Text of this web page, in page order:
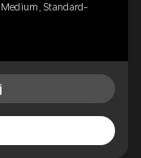
Standard-